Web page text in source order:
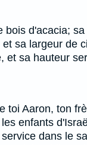
bois d'acacia;
sa largeur de
et sa hauteur
toi Aaron, ton
enfants
dans le